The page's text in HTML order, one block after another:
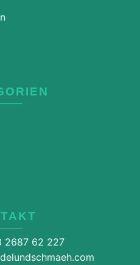
2687 62 227